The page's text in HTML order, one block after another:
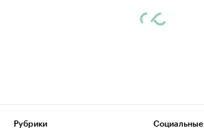
Рубрики
Социальные